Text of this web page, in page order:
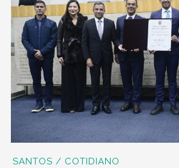
SANTOS / COTIDIANO